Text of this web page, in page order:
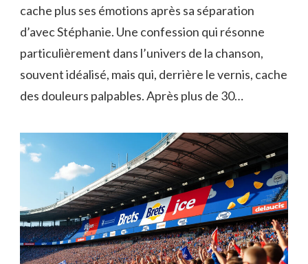
cache plus ses émotions après sa séparation
d’avec Stéphanie. Une confession qui résonne
particulièrement dans l’univers de la chanson,
souvent idéalisé, mais qui, derrière le vernis, cache
des douleurs palpables. Après plus de 30…